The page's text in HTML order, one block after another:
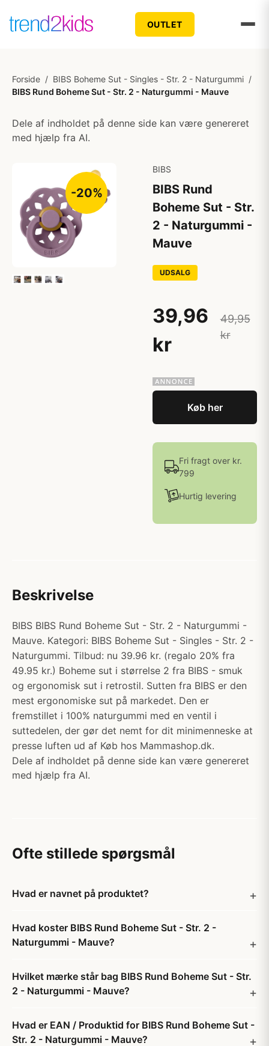
OUTLET
Forside / BIBS Boheme Sut - Singles - Str. 2 - Naturgummi /
BIBS Rund Boheme Sut - Str. 2 - Naturgummi - Mauve
Dele af indholdet på denne side kan være genereret
med hjælp fra AI.
-20%
BIBS
BIBS Rund
Boheme Sut - Str.
2 - Naturgummi -
Mauve
UDSALG
39,96
kr
49,95
kr
Køb her
Fri fragt over kr.
799
Hurtig levering
Beskrivelse
BIBS BIBS Rund Boheme Sut - Str. 2 - Naturgummi -
Mauve. Kategori: BIBS Boheme Sut - Singles - Str. 2 -
Naturgummi. Tilbud: nu 39.96 kr. (regalo 20% fra
49.95 kr.) Boheme sut i størrelse 2 fra BIBS - smuk
og ergonomisk sut i retrostil. Sutten fra BIBS er den
mest ergonomiske sut på markedet. Den er
fremstillet i 100% naturgummi med en ventil i
suttedelen, der gør det nemt for dit minimenneske at
presse luften ud af Køb hos Mammashop.dk.
Dele af indholdet på denne side kan være genereret
med hjælp fra AI.
Ofte stillede spørgsmål
Hvad er navnet på produktet?
Hvad koster BIBS Rund Boheme Sut - Str. 2 -
Naturgummi - Mauve?
Hvilket mærke står bag BIBS Rund Boheme Sut - Str.
2 - Naturgummi - Mauve?
Hvad er EAN / Produktid for BIBS Rund Boheme Sut -
Str. 2 - Naturgummi - Mauve?